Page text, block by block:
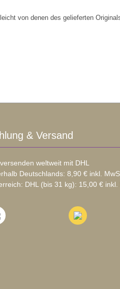
von denen des gelieferten
& Versand
weltweit mit DHL
Deutschlands: 8,90 € inkl.
DHL (bis 31 kg): 15,00 € inkl.